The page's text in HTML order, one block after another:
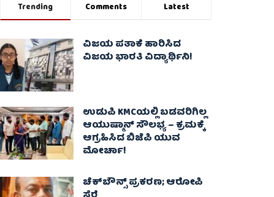
Trending Comments Latest
ವಿಜಯ ಪತಾಕೆ ಹಾರಿಸಿದ
ವಿಜಯ ಭಾರತಿ ವಿದ್ಯಾರ್ಥಿನಿ!
ಉಡುಪಿ KMCಯಲ್ಲಿ ಬಡವರಿಗಿಲ್ಲ
ಆಯುಷ್ಮಾನ್ ಸೌಲಭ್ಯ – ಕ್ರಮಕ್ಕೆ
ಆಗ್ರಹಿಸಿದ ಬಿಜೆಪಿ ಯುವ
ಮೋರ್ಚಾ!
ಚೆಕ್​ಬೌನ್ಸ್​ ಪ್ರಕರಣ; ಆರೋಪಿ